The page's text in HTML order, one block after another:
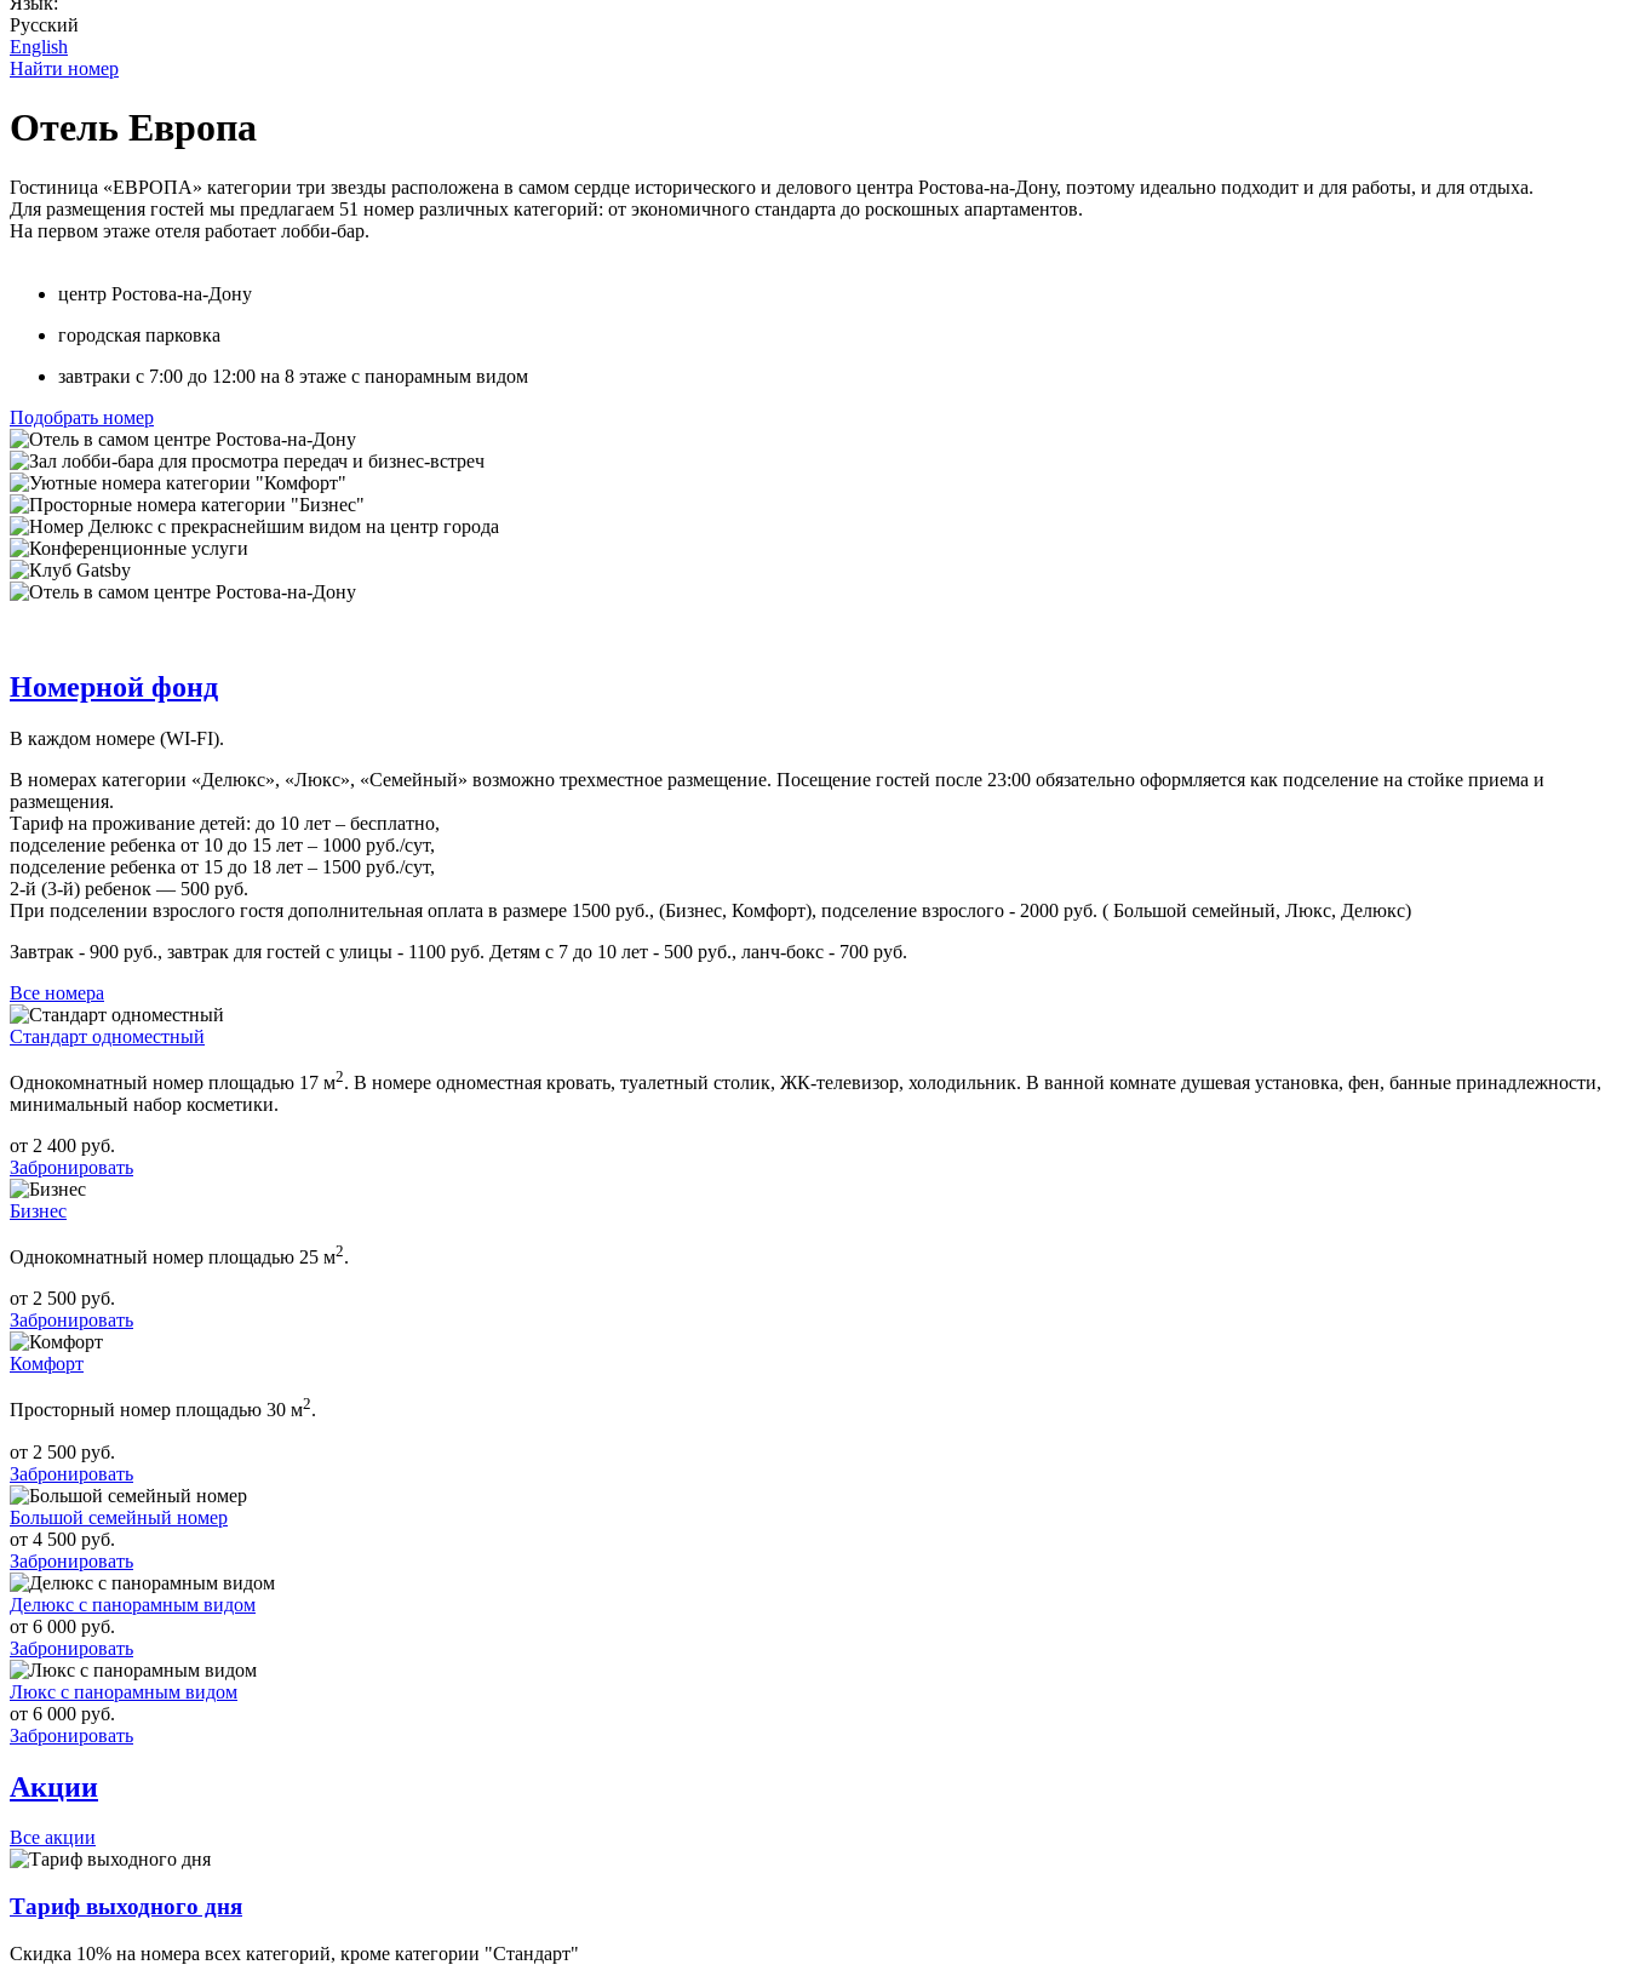
Русский
English
Найти номер
Отель Европа
Гостиница «ЕВРОПА» категории три звезды расположена в самом сердце исторического и делового центра Ростова-на-Дону, поэтому идеально подходит и для работы, и для отдыха.
Для размещения гостей мы предлагаем 51 номер различных категорий: от экономичного стандарта до роскошных апартаментов.
На первом этаже отеля работает лобби-бар.
центр Ростова-на-Дону
городская парковка
завтраки с 7:00 до 12:00 на 8 этаже с панорамным видом
Подобрать номер
Номерной фонд
В каждом номере (WI-FI).
В номерах категории «Делюкс», «Люкс», «Семейный» возможно трехместное размещение. Посещение гостей после 23:00 обязательно оформляется как подселение на стойке приема и
размещения.
Тариф на проживание детей: до 10 лет – бесплатно,
подселение ребенка от 10 до 15 лет – 1000 руб./сут,
подселение ребенка от 15 до 18 лет – 1500 руб./сут,
2-й (3-й) ребенок — 500 руб.
При подселении взрослого гостя дополнительная оплата в размере 1500 руб., (Бизнес, Комфорт), подселение взрослого - 2000 руб. ( Большой семейный, Люкс, Делюкс)
Завтрак - 900 руб., завтрак для гостей с улицы - 1100 руб. Детям с 7 до 10 лет - 500 руб., ланч-бокс - 700 руб.
Все номера
Стандарт одноместный
Однокомнатный номер площадью 17 м2. В номере одноместная кровать, туалетный столик, ЖК-телевизор, холодильник. В ванной комнате душевая установка, фен, банные принадлежности,
минимальный набор косметики.
от 2 400 руб.
Забронировать
Бизнес
Однокомнатный номер площадью 25 м2.
от 2 500 руб.
Забронировать
Комфорт
Просторный номер площадью 30 м2.
от 2 500 руб.
Забронировать
Большой семейный номер
от 4 500 руб.
Забронировать
Делюкс с панорамным видом
от 6 000 руб.
Забронировать
Люкс с панорамным видом
от 6 000 руб.
Забронировать
Акции
Все акции
Тариф выходного дня
Скидка 10% на номера всех категорий, кроме категории "Стандарт"